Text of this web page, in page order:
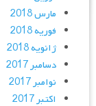
مارس 2018
فوریه 2018
ژانویه 2018
دسامبر 2017
نوامبر 2017
اکتبر 2017